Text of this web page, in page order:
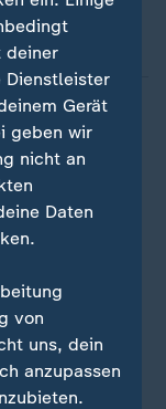
statt
zeigt sich
hat zu
gemacht.
deiner
Dienstleister
Gerät
geben wir
nicht an
Daten
von
uns, dein
anzupassen